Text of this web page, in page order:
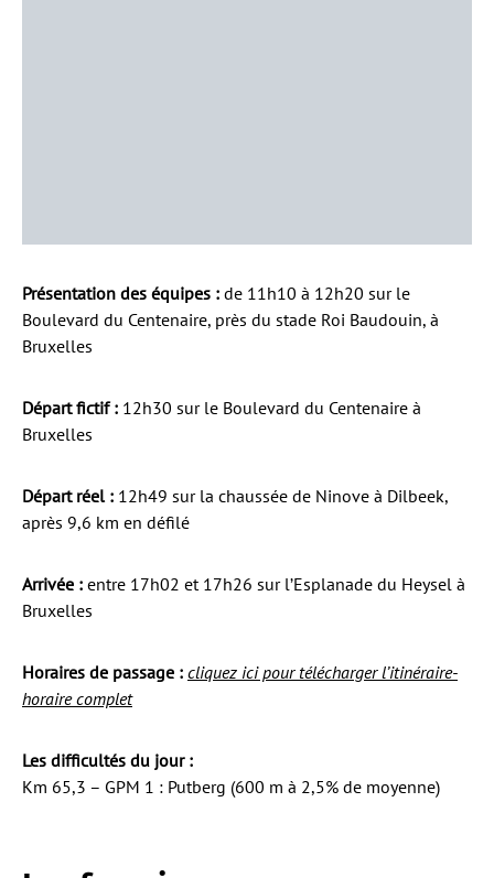
Présentation des équipes : de 11h10 à 12h20 sur le
Boulevard du Centenaire, près du stade Roi Baudouin, à
Bruxelles
Départ fictif : 12h30 sur le Boulevard du Centenaire à
Bruxelles
Départ réel : 12h49 sur la chaussée de Ninove à Dilbeek,
après 9,6 km en défilé
Arrivée : entre 17h02 et 17h26 sur l’Esplanade du Heysel à
Bruxelles
Horaires de passage : cliquez ici pour télécharger l’itinéraire-
horaire complet
Les difficultés du jour :
Km 65,3 – GPM 1 : Putberg (600 m à 2,5% de moyenne)